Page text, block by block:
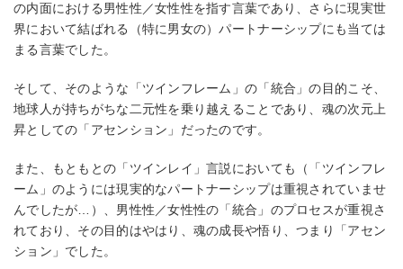
の内⾯における男性性／⼥性性を指す⾔葉であり、さらに現実世
界において結ばれる（特に男⼥の）パートナーシップにも当ては
まる⾔葉でした。
そして、そのような「ツインフレーム」の「統合」の⽬的こそ、
地球⼈が持ちがちな⼆元性を乗り越えることであり、魂の次元上
昇としての「アセンション」だったのです。
また、もともとの「ツインレイ」⾔説においても（「ツインフレ
ーム」のようには現実的なパートナーシップは重視されていませ
んでしたが…）、男性性／⼥性性の「統合」のプロセスが重視さ
れており、その⽬的はやはり、魂の成⻑や悟り、つまり「アセン
ション」でした。